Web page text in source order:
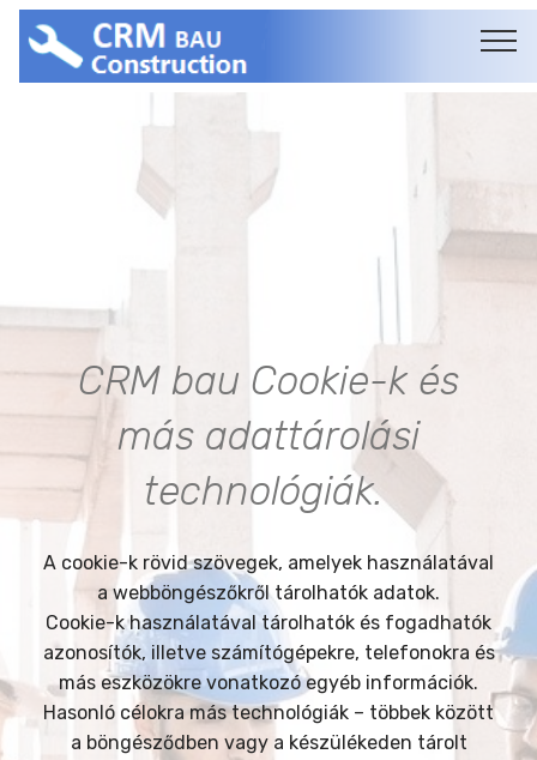
CRM bau Cookie-k és
más adattárolási
technológiák.
A cookie-k rövid szövegek, amelyek használatával
a webböngészőkről tárolhatók adatok.
Cookie-k használatával tárolhatók és fogadhatók
azonosítók, illetve számítógépekre, telefonokra és
más eszközökre vonatkozó egyéb információk.
Hasonló célokra más technológiák – többek között
a böngésződben vagy a készülékeden tárolt